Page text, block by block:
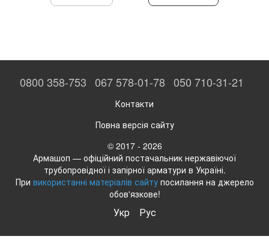
0800 358-753 067 578-01-78 050 710-31-21
Контакти
Повна версія сайту
© 2017 - 2026
Армашоп — офіційний постачальник нержавіючої
трубопровідної і запірної арматури в Україні.
При використанні матеріалів сайтупосилання на джерело
обов'язкове!
Укр Рус